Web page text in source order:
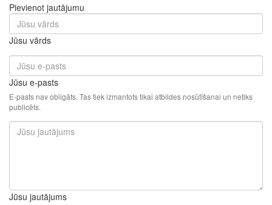
Pievienot jautājumu
Jūsu vārds
Jūsu e-pasts
E-pasts nav obligāts. Tas tiek izmantots tikai atbildes nosūtīšanai un netiks
publicēts.
Jūsu jautājums